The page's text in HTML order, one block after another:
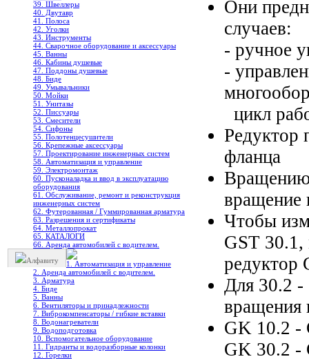
39. Швеллеры
40. Двутавр
41. Полоса
42. Уголки
43. Инструменты
44. Сварочное оборудование и аксессуары
45. Ванны
46. Кабины душевые
47. Поддоны душевые
48. Биде
49. Умывальники
50. Мойки
51. Унитазы
52. Писсуары
53. Смесители
54. Сифоны
55. Полотенцесушители
56. Крепежные аксессуары
57. Проектирование инженерных систем
58. Автоматизация и управление
59. Электромонтаж
60. Пусконаладка и ввод в эксплуатацию
оборудования
61. Обслуживание, ремонт и реконструкция
инженерных систем
62. Футерованная / Гуммированная арматура
63. Разрешения и сертификаты
64. Металлопрокат
65. КАТАЛОГИ
66. Аренда автомобилей с водителем.
Алфавиту
1. Автоматизация и управление
2. Аренда автомобилей с водителем.
3. Арматура
4. Биде
5. Ванны
6. Вентиляторы и принадлежности
7. Виброкомпенсаторы / гибкие вставки
8. Водонагреватели
9. Водоподготовка
10. Вспомогательное оборудование
11. Гидранты и водоразборные колонки
12. Горелки
Они
случаев:
- ручное
-
цикл
Редуктор
фланца
Вращению
вращение
Чтобы
GST 30.1,
редуктор
Для 30.2 -
вращения
GK 10.2 -
GK 30.2 -